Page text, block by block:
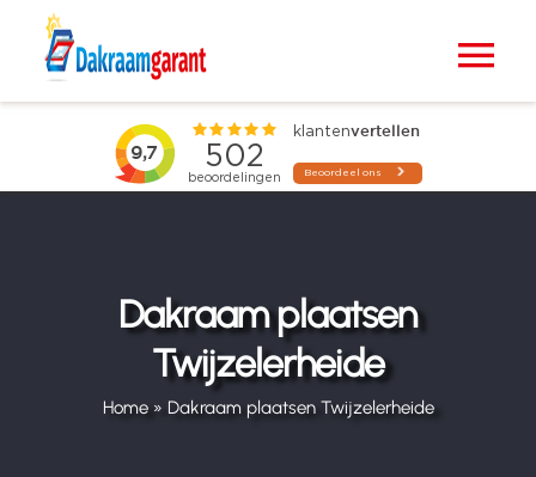
Dakraam plaatsen
Twijzelerheide
Home» Dakraam plaatsen Twijzelerheide